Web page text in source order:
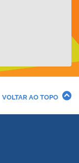
VOLTAR AO TOPO